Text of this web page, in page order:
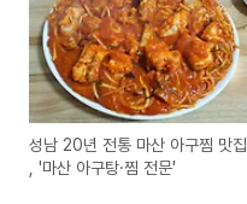
성남 20년 전통 마산 아구찜 맛집
, '마산 아구탕·찜 전문'